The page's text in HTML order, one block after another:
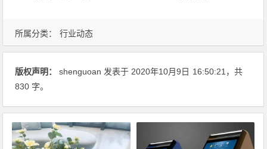
所属分类： 行业动态
版权声明： shenguoan 发表于 2020年10月9日 16:50:21 ，共
830 字。